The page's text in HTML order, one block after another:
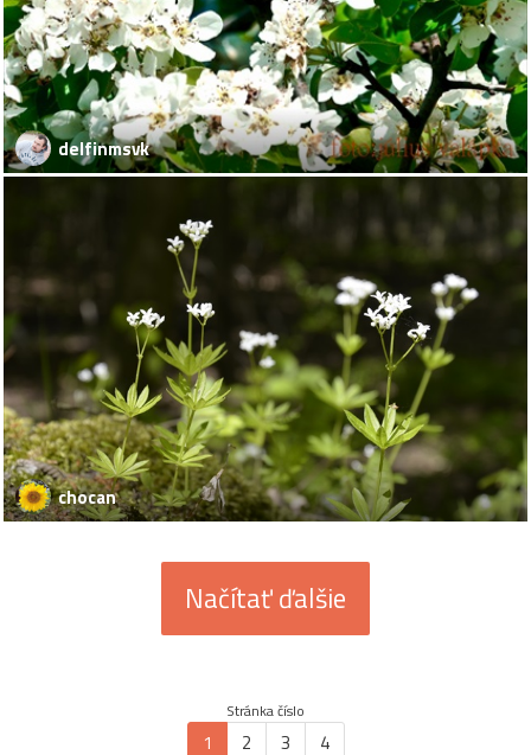
delfinmsvk
chocan
Načítať ďalšie
Stránka číslo
1 2 3 4